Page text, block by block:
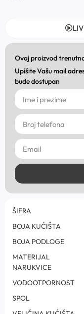
Ovaj proizvod
Upišite Vašu mail
bude dostupan
ŠIFRA
BOJA KUĆIŠTA
BOJA PODLOGE
MATERIJAL
NARUKVICE
VODOOTPORNOST
SPOL